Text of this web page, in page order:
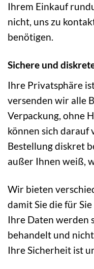
Ihrem Einkauf
nicht, uns zu
benötigen.
Sichere und
Ihre Privatsphäre
versenden wir alle
Verpackung, ohne
können sich darauf
Bestellung diskret
außer Ihnen weiß,
Wir bieten
damit Sie die für
Ihre Daten werden
behandelt und
Ihre Sicherheit ist